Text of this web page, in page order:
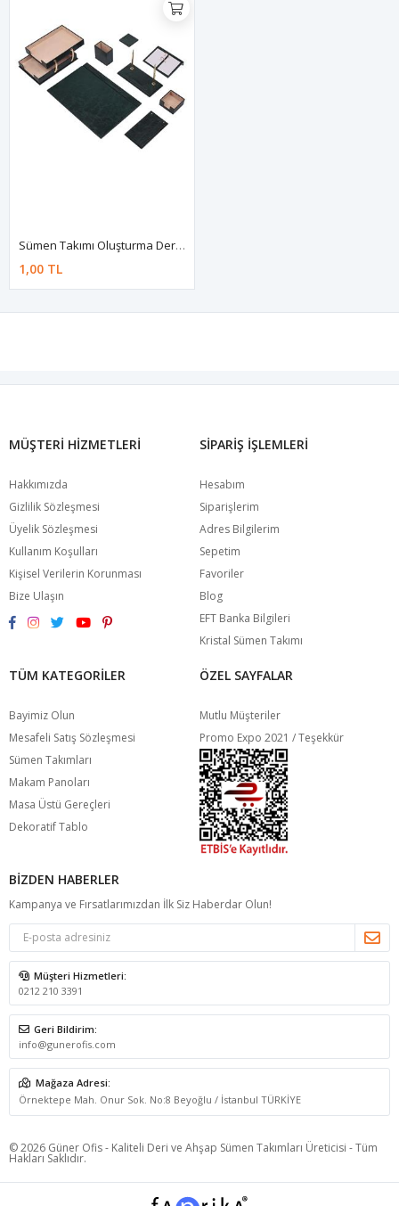
Sümen Takımı Oluşturma Deri Yeşil
1,00 TL
MÜŞTERI HIZMETLERI
Hakkımızda
Gizlilik Sözleşmesi
Üyelik Sözleşmesi
Kullanım Koşulları
Kişisel Verilerin Korunması
Bize Ulaşın
SIPARIŞ İŞLEMLERI
Hesabım
Siparişlerim
Adres Bilgilerim
Sepetim
Favoriler
Blog
EFT Banka Bilgileri
Kristal Sümen Takımı
TÜM KATEGORILER
Bayimiz Olun
Mesafeli Satış Sözleşmesi
Sümen Takımları
Makam Panoları
Masa Üstü Gereçleri
Dekoratif Tablo
ÖZEL SAYFALAR
Mutlu Müşteriler
Promo Expo 2021 / Teşekkür
BIZDEN HABERLER
Kampanya ve Fırsatlarımızdan İlk Siz Haberdar Olun!
Müşteri Hizmetleri:
0212 210 3391
Geri Bildirim:
info@gunerofis.com
Mağaza Adresi:
Örnektepe Mah. Onur Sok. No:8 Beyoğlu / İstanbul TÜRKİYE
© 2026 Güner Ofis - Kaliteli Deri ve Ahşap Sümen Takımları Üreticisi - Tüm
Hakları Saklıdır.